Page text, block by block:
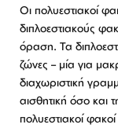
Οι πολυεστιακοί
διπλοεστιακούς
όραση. Τα
ζώνες – μία για
διαχωριστική
αισθητική όσο και
πολυεστιακοί